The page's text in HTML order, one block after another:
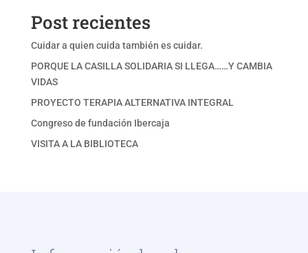
Post recientes
Cuidar a quien cuida también es cuidar.
PORQUE LA CASILLA SOLIDARIA SI LLEGA……Y CAMBIA
VIDAS
PROYECTO TERAPIA ALTERNATIVA INTEGRAL
Congreso de fundación Ibercaja
VISITA A LA BIBLIOTECA